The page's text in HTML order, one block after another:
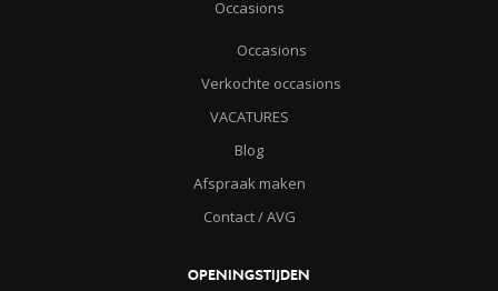
Occasions
Occasions
Verkochte occasions
VACATURES
Blog
Afspraak maken
Contact / AVG
OPENINGSTIJDEN